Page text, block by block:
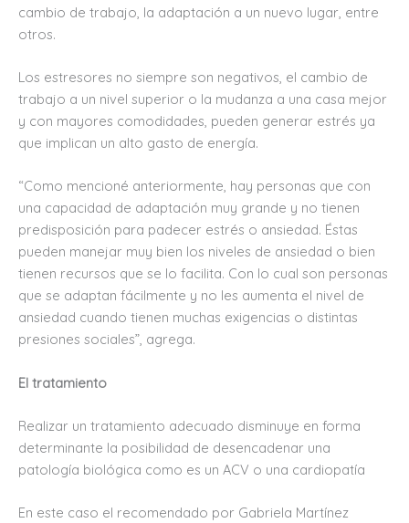
cambio de trabajo, la adaptación a un nuevo lugar, entre
otros.
Los estresores no siempre son negativos, el cambio de
trabajo a un nivel superior o la mudanza a una casa mejor
y con mayores comodidades, pueden generar estrés ya
que implican un alto gasto de energía.
“Como mencioné anteriormente, hay personas que con
una capacidad de adaptación muy grande y no tienen
predisposición para padecer estrés o ansiedad. Éstas
pueden manejar muy bien los niveles de ansiedad o bien
tienen recursos que se lo facilita. Con lo cual son personas
que se adaptan fácilmente y no les aumenta el nivel de
ansiedad cuando tienen muchas exigencias o distintas
presiones sociales”, agrega.
El tratamiento
Realizar un tratamiento adecuado disminuye en forma
determinante la posibilidad de desencadenar una
patología biológica como es un ACV o una cardiopatía
En este caso el recomendado por Gabriela Martínez